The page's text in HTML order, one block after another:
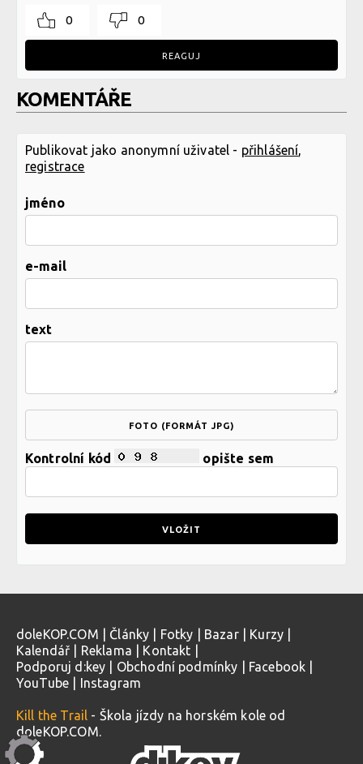
0 0
REAGUJ
KOMENTÁŘE
Publikovat jako anonymní uživatel - přihlášení
registrace
jméno
e-mail
text
FOTO (FORMÁT JPG)
Kontrolní kód opište sem
doleKOP.COM Články Fotky Bazar| Kurzy
Kalendář
Reklama Kontakt
Podporuj d:key
Obchodní podmínky Facebook
YouTube
Instagram
Kill the Trail - Škola jízdy na horském kole od
doleKOP.COM.